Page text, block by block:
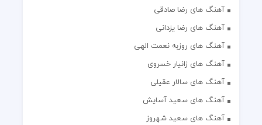
آهنگ های رضا صادقی
آهنگ های رضا یزدانی
آهنگ های روزبه نعمت الهی
آهنگ های زانیار خسروی
آهنگ های سالار عقیلی
آهنگ های سعید آسایش
آهنگ های سعید شهروز